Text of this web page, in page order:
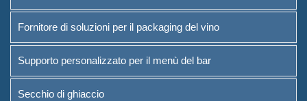
Fornitore di soluzioni per il packaging del vino
Supporto personalizzato per il menù del bar
Secchio di ghiaccio